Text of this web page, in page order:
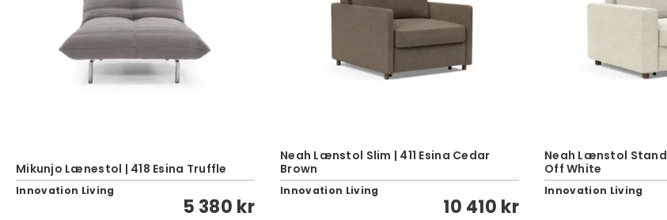
Mikunjo Lænestol | 418 Esina Truffle
Innovation Living
5 380 kr
Neah Lænstol Slim | 411 Esina Cedar
Brown
Innovation Living
10 410 kr
Neah Lænstol
Off White
Innovation Living